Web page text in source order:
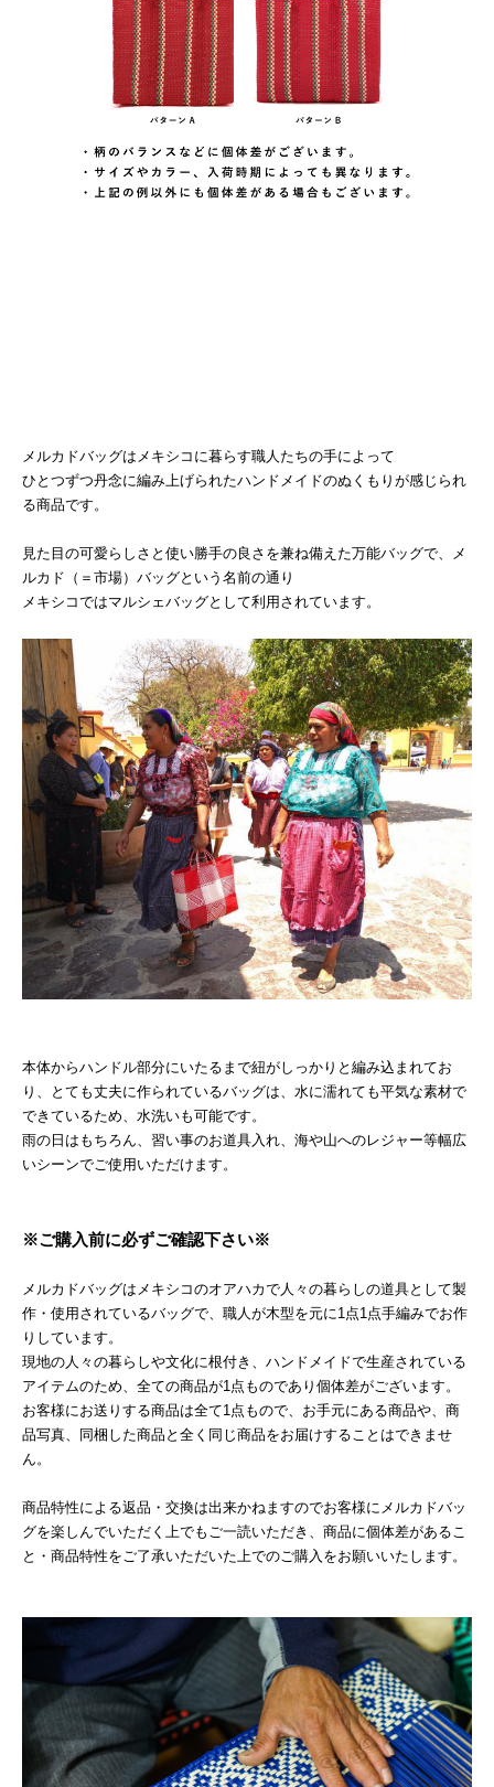
メルカドバッグはメキシコに暮らす職人たちの手によって
ひとつずつ丹念に編み上げられたハンドメイドのぬくもりが感じられ
る商品です。
見た目の可愛らしさと使い勝手の良さを兼ね備えた万能バッグで、メ
ルカド（＝市場）バッグという名前の通り
メキシコではマルシェバッグとして利用されています。
本体からハンドル部分にいたるまで紐がしっかりと編み込まれてお
り、とても丈夫に作られているバッグは、水に濡れても平気な素材で
できているため、水洗いも可能です。
雨の日はもちろん、習い事のお道具入れ、海や山へのレジャー等幅広
いシーンでご使用いただけます。
※ご購入前に必ずご確認下さい※
メルカドバッグはメキシコのオアハカで人々の暮らしの道具として製
作・使用されているバッグで、職人が木型を元に1点1点手編みでお作
りしています。
現地の人々の暮らしや文化に根付き、ハンドメイドで生産されている
アイテムのため、全ての商品が1点ものであり個体差がございます。
お客様にお送りする商品は全て1点もので、お手元にある商品や、商
品写真、同梱した商品と全く同じ商品をお届けすることはできませ
ん。
商品特性による返品・交換は出来かねますのでお客様にメルカドバッ
グを楽しんでいただく上でもご一読いただき、商品に個体差があるこ
と・商品特性をご了承いただいた上でのご購入をお願いいたします。